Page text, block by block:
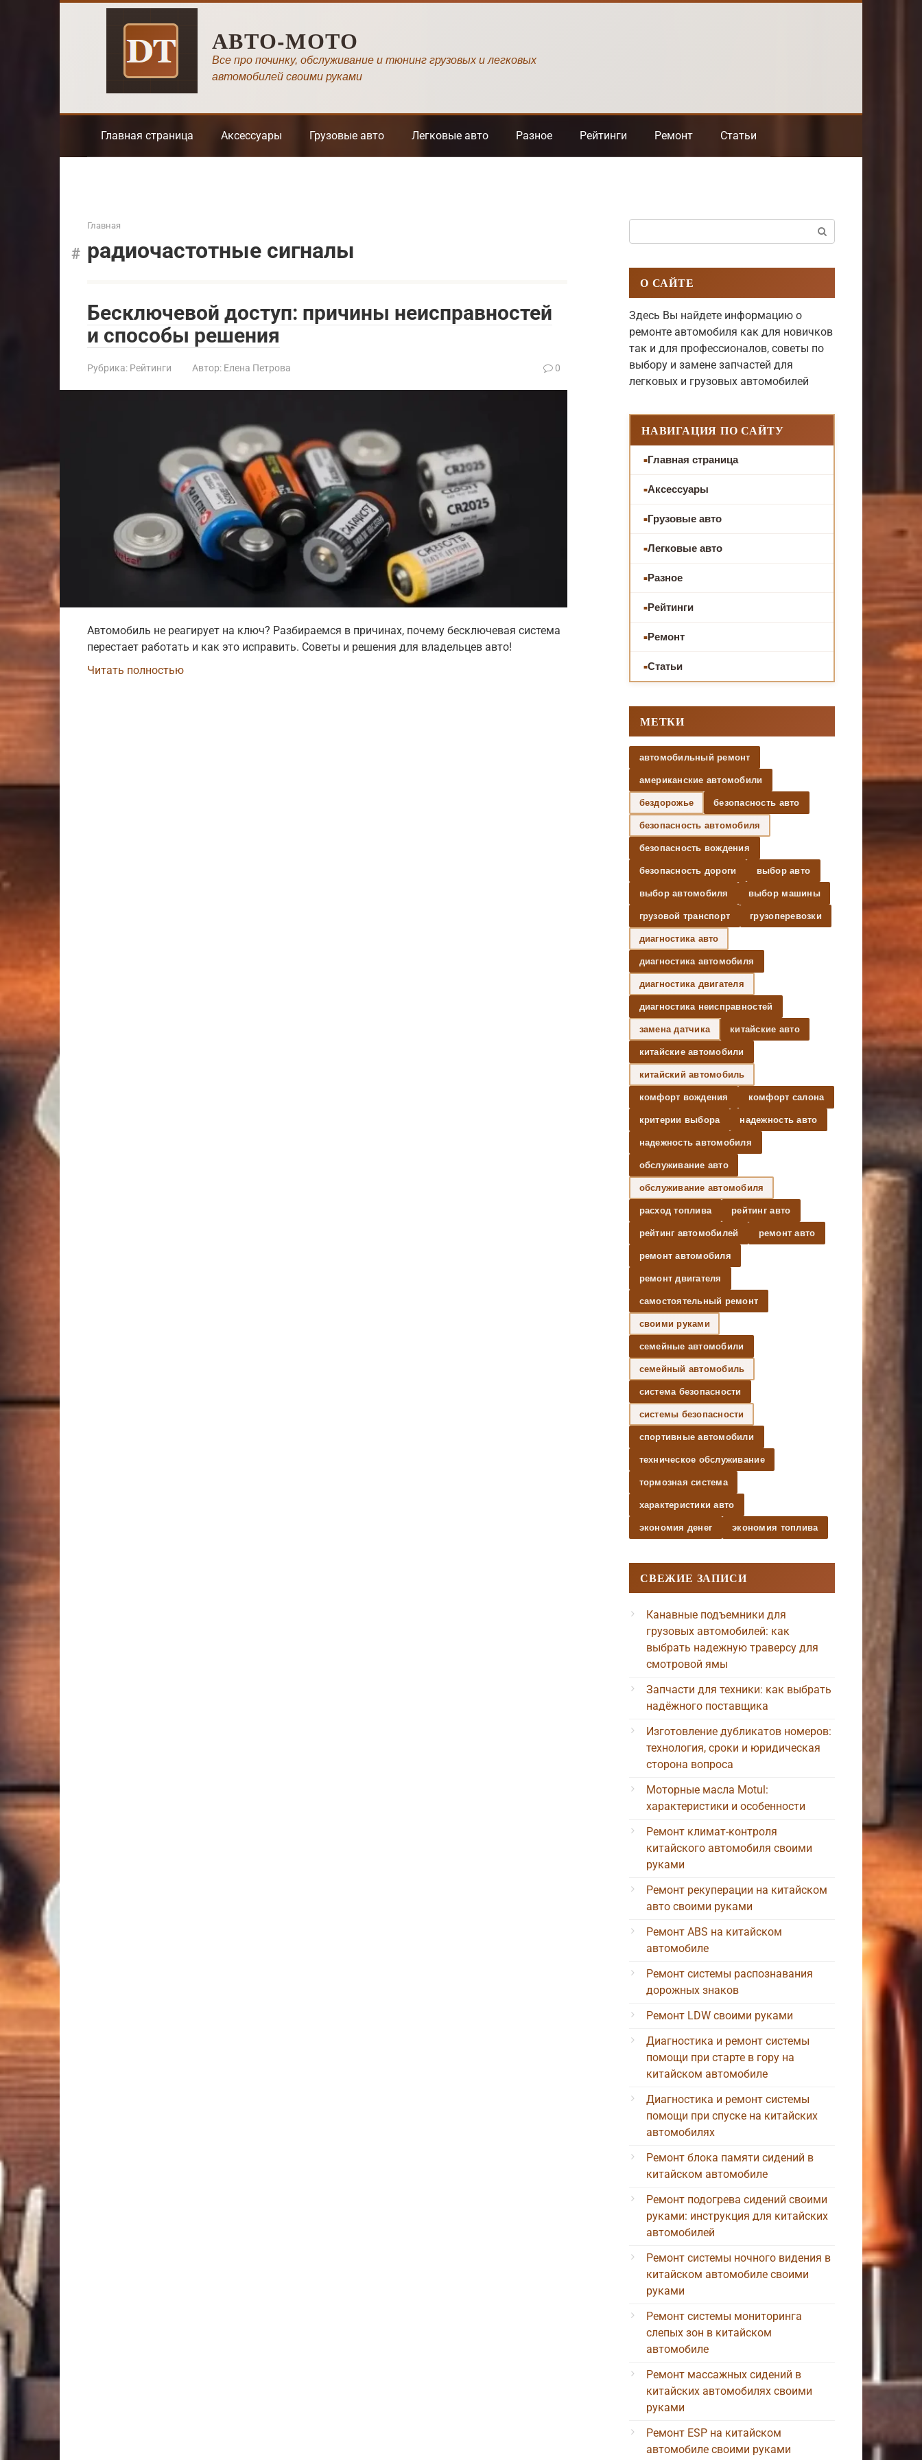
АВТО-МОТО
Все про починку, обслуживание и тюнинг грузовых и легковых
автомобилей своими руками
Главная страница Аксессуары Грузовые авто Легковые авто Разное Рейтинги Ремонт Статьи
Главная
радиочастотные сигналы
Бесключевой доступ: причины неисправностей
и способы решения
Рубрика: Рейтинги Автор: Елена Петрова 0
Автомобиль не реагирует на ключ? Разбираемся в причинах, почему бесключевая система
перестает работать и как это исправить. Советы и решения для владельцев авто!
Читать полностью
О САЙТЕ
Здесь Вы найдете информацию о
ремонте автомобиля как для новичков
так и для профессионалов, советы по
выбору и замене запчастей для
легковых и грузовых автомобилей
НАВИГАЦИЯ ПО САЙТУ
Главная страница
Аксессуары
Грузовые авто
Легковые авто
Разное
Рейтинги
Ремонт
Статьи
МЕТКИ
автомобильный ремонт
американские автомобили
бездорожье безопасность авто
безопасность автомобиля
безопасность вождения
безопасность дороги выбор авто
выбор автомобиля выбор машины
грузовой транспорт грузоперевозки
диагностика авто
диагностика автомобиля
диагностика двигателя
диагностика неисправностей
замена датчика китайские авто
китайские автомобили
китайский автомобиль
комфорт вождения комфорт салона
критерии выбора надежность авто
надежность автомобиля
обслуживание авто
обслуживание автомобиля
расход топлива рейтинг авто
рейтинг автомобилей ремонт авто
ремонт автомобиля
ремонт двигателя
самостоятельный ремонт
своими руками
семейные автомобили
семейный автомобиль
система безопасности
системы безопасности
спортивные автомобили
техническое обслуживание
тормозная система
характеристики авто
экономия денег экономия топлива
СВЕЖИЕ ЗАПИСИ
Канавные подъемники для
грузовых автомобилей: как
выбрать надежную траверсу для
смотровой ямы
Запчасти для техники: как выбрать
надёжного поставщика
Изготовление дубликатов номеров:
технология, сроки и юридическая
сторона вопроса
Моторные масла Motul:
характеристики и особенности
Ремонт климат-контроля
китайского автомобиля своими
руками
Ремонт рекуперации на китайском
авто своими руками
Ремонт ABS на китайском
автомобиле
Ремонт системы распознавания
дорожных знаков
Ремонт LDW своими руками
Диагностика и ремонт системы
помощи при старте в гору на
китайском автомобиле
Диагностика и ремонт системы
помощи при спуске на китайских
автомобилях
Ремонт блока памяти сидений в
китайском автомобиле
Ремонт подогрева сидений своими
руками: инструкция для китайских
автомобилей
Ремонт системы ночного видения в
китайском автомобиле своими
руками
Ремонт системы мониторинга
слепых зон в китайском
автомобиле
Ремонт массажных сидений в
китайских автомобилях своими
руками
Ремонт ESP на китайском
автомобиле своими руками